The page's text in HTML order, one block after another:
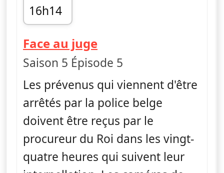
16h14
fin 16h52
Face au juge— Face au juge
Saison 5 Épisode 5
Les prévenus qui viennent d'être
arrêtés par la police belge
doivent être reçus par le
procureur du Roi dans les vingt-
quatre heures qui suivent leur